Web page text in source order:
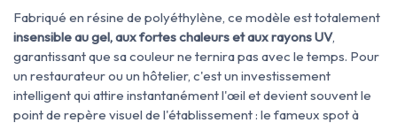
Fabriqué en résine de polyéthylène, ce modèle est totalement
insensible au gel, aux fortes chaleurs et aux rayons UV,
garantissant que sa couleur ne ternira pas avec le temps. Pour
un restaurateur ou un hôtelier, c'est un investissement
intelligent qui attire instantanément l'œil et devient souvent le
point de repère visuel de l'établissement : le fameux spot à